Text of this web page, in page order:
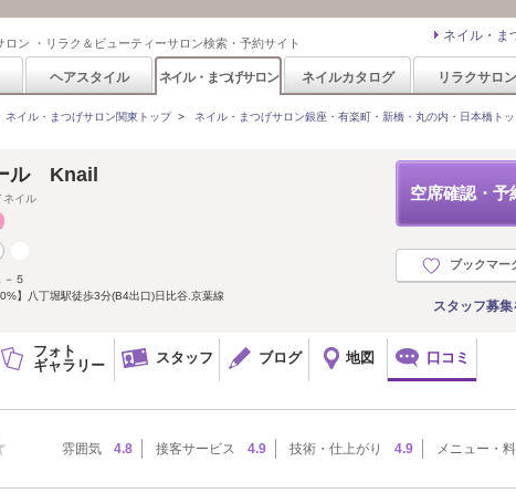
ロン ・リラク＆ビューティーサロン検索・予約サイト ネイル・ま
ヘアスタイル ネイル・まつげサロン ネイルカタログ リラクサロン
ネイル・まつげサロン関東トップ> ネイル・まつげサロン銀座・有楽町・新橋・丸の内・日本橋ト
空席確認・予
ブックマー
スタッフ募集
ル Knail
ネイル
５
】八丁堀駅徒歩3分(B4出口)日比谷.京葉線
フォト
ギャラリー
スタッフ ブログ 地図 口コミ
雰囲気 4.8 接客サービス 4.9 技術・仕上がり 4.9 メニュー・